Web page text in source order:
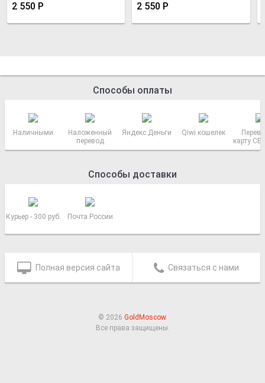
рантом 1
2 550 Р 2 550 Р
Способы оплаты
Наличными
Наложенный
перевод
Яндекс.Деньги Qiwi кошелек
карту
Способы доставки
Курьер - 300 руб. Почта России
Полная версия сайта Связаться с нами
© 2026 GoldMoscow.
Все права защищены.